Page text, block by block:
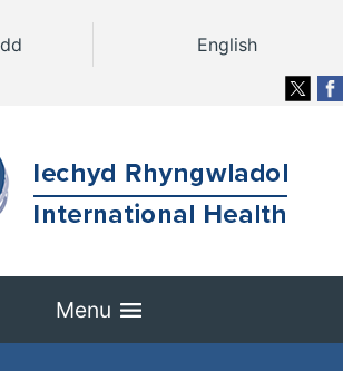
English
Menu